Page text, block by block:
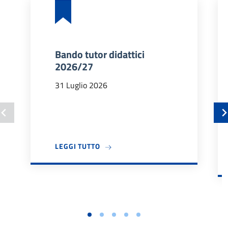
Bando tutor didattici
2026/27
31 Luglio 2026
LEGGI TUTTOA PROPOSITO DI BANDO TUTOR